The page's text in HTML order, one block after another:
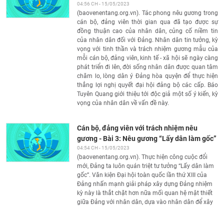
04:56 CH - 15/05/2023
(baovenentang.org.vn). Tác phong nêu gương trong
cán bộ, đảng viên thời gian qua đã tạo được sự
đồng thuận cao của nhân dân, củng cố niềm tin
của nhân dân đối với Đảng. Nhân dân tin tưởng, kỳ
vọng với tinh thần và trách nhiệm gương mẫu của
mỗi cán bộ, đảng viên, kinh tế - xã hội sẽ ngày càng
phát triển đi lên, đời sống nhân dân được quan tâm
chăm lo, lòng dân ý Đảng hòa quyện để thực hiện
thắng lợi nghị quyết đại hội đảng bộ các cấp. Báo
Tuyên Quang giới thiệu tới độc giả một số ý kiến, kỳ
vọng của nhân dân về vấn đề này.
Cán bộ, đảng viên với trách nhiệm nêu
gương - Bài 3: Nêu gương “Lấy dân làm gốc”
04:54 CH - 15/05/2023
(baovenentang.org.vn). Thực hiện công cuộc đổi
mới, Đảng ta luôn quán triệt tư tưởng “Lấy dân làm
gốc”. Văn kiện Đại hội toàn quốc lần thứ XIII của
Đảng nhấn mạnh giải pháp xây dựng Đảng nhiệm
kỳ này là thắt chặt hơn nữa mối quan hệ mật thiết
giữa Đảng với nhân dân, dựa vào nhân dân để xây